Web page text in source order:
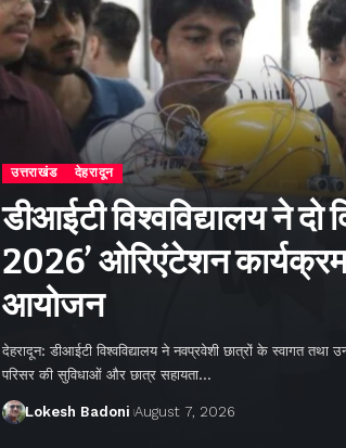
उत्तराखंड देहरादून
डीआईटी विश्वविद्यालय ने दो
2026’ ओरिएंटेशन
आयोजन
देहरादून: डीआईटी विश्वविद्यालय ने नवप्रवेशी छात्रों के स्वागत तथा
परिसर की सुविधाओं और छात्र सहायता…
Lokesh Badoni August 7, 2026